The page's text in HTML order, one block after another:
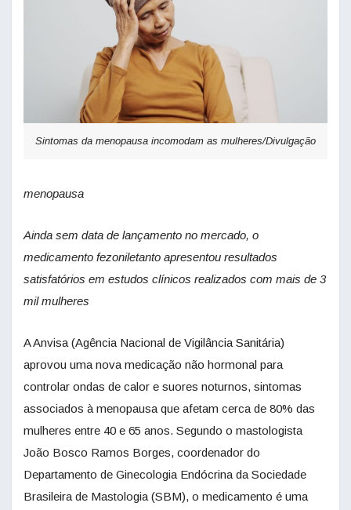
Sintomas da menopausa incomodam as mulheres/Divulgação
menopausa
Ainda sem data de lançamento no mercado, o
medicamento fezoniletanto apresentou resultados
satisfatórios em estudos clínicos realizados com mais de 3
mil mulheres
A Anvisa (Agência Nacional de Vigilância Sanitária)
aprovou uma nova medicação não hormonal para
controlar ondas de calor e suores noturnos, sintomas
associados à menopausa que afetam cerca de 80% das
mulheres entre 40 e 65 anos. Segundo o mastologista
João Bosco Ramos Borges, coordenador do
Departamento de Ginecologia Endócrina da Sociedade
Brasileira de Mastologia (SBM), o medicamento é uma